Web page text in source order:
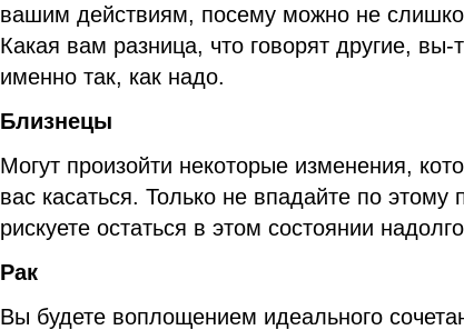
вашим действиям, посему можно не
Какая вам разница, что говорят другие,
именно так, как надо.
Близнецы
Могут произойти некоторые изменения,
вас касаться. Только не впадайте по этому
рискуете остаться в этом состоянии
Рак
Вы будете воплощением идеального